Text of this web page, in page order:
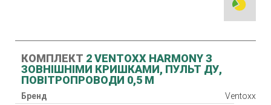
КОМПЛЕКТ 2 VENTOXX HARMONY З
ЗОВНІШНІМИ КРИШКАМИ, ПУЛЬТ ДУ,
ПОВІТРОПРОВОДИ 0,5 М
Бренд
Ventoxx